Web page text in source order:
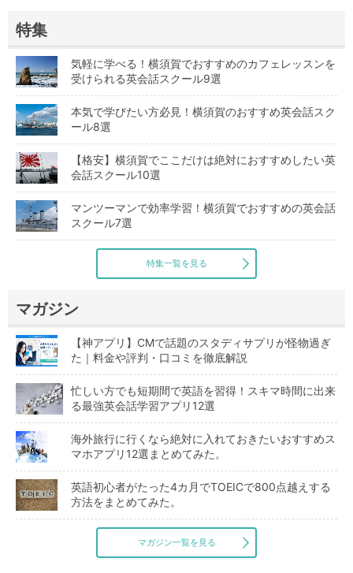
特集
気軽に学べる！横須賀でおすすめのカフェレッスンを
受けられる英会話スクール9選
本気で学びたい方必見！横須賀のおすすめ英会話スク
ール8選
【格安】横須賀でここだけは絶対におすすめしたい英
会話スクール10選
マンツーマンで効率学習！横須賀でおすすめの英会話
スクール7選
特集一覧を見る
マガジン
【神アプリ】CMで話題のスタディサプリが怪物過ぎ
た｜料金や評判・口コミを徹底解説
忙しい方でも短期間で英語を習得！スキマ時間に出来
る最強英会話学習アプリ12選
海外旅行に行くなら絶対に入れておきたいおすすめス
マホアプリ12選まとめてみた。
英語初心者がたった4カ月でTOEICで800点越えする
方法をまとめてみた。
マガジン一覧を見る